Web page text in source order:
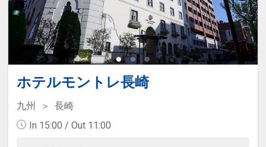
ホテルモントレ長崎
九州
長崎
In 15:00 / Out 11:00